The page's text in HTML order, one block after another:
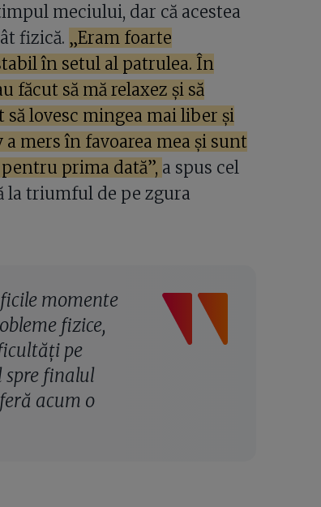
meciului, dar că acestea
fizică. „Eram foarte
în setul al patrulea. În
făcut să mă relaxez și să
lovesc mingea mai liber și
mers în favoarea mea și sunt
prima dată”, a spus cel
la triumful de pe zgura
momente
fizice,
pe
spre finalul
acum o